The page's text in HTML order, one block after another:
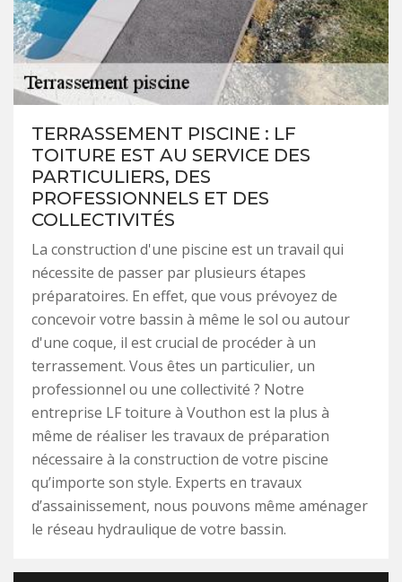
TERRASSEMENT PISCINE : LF
TOITURE EST AU SERVICE DES
PARTICULIERS, DES
PROFESSIONNELS ET DES
COLLECTIVITÉS
La construction d'une piscine est un travail qui
nécessite de passer par plusieurs étapes
préparatoires. En effet, que vous prévoyez de
concevoir votre bassin à même le sol ou autour
d'une coque, il est crucial de procéder à un
terrassement. Vous êtes un particulier, un
professionnel ou une collectivité ? Notre
entreprise LF toiture à Vouthon est la plus à
même de réaliser les travaux de préparation
nécessaire à la construction de votre piscine
qu’importe son style. Experts en travaux
d’assainissement, nous pouvons même aménager
le réseau hydraulique de votre bassin.